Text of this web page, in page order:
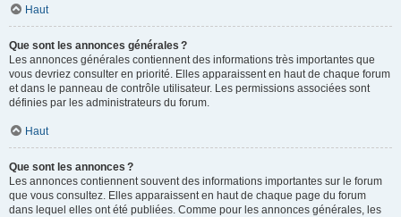
Haut
Que sont les annonces générales ?
Les annonces générales contiennent des informations très importantes que
vous devriez consulter en priorité. Elles apparaissent en haut de chaque forum
et dans le panneau de contrôle utilisateur. Les permissions associées sont
définies par les administrateurs du forum.
Haut
Que sont les annonces ?
Les annonces contiennent souvent des informations importantes sur le forum
que vous consultez. Elles apparaissent en haut de chaque page du forum
dans lequel elles ont été publiées. Comme pour les annonces générales, les